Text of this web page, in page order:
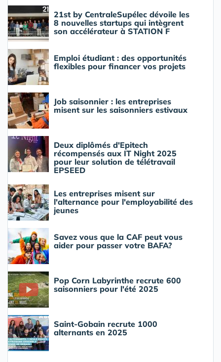
21st by CentraleSupélec dévoile les
8 nouvelles startups qui intègrent
son accélérateur à STATION F
Emploi étudiant : des opportunités
flexibles pour financer vos projets
Job saisonnier : les entreprises
misent sur les saisonniers estivaux
Deux diplômés d'Epitech
récompensés aux IT Night 2025
pour leur solution de télétravail
EPSEED
Les entreprises misent sur
l'alternance pour l'employabilité des
jeunes
Savez vous que la CAF peut vous
aider pour passer votre BAFA?
Pop Corn Labyrinthe recrute 600
saisonniers pour l'été 2025
Saint-Gobain recrute 1000
alternants en 2025